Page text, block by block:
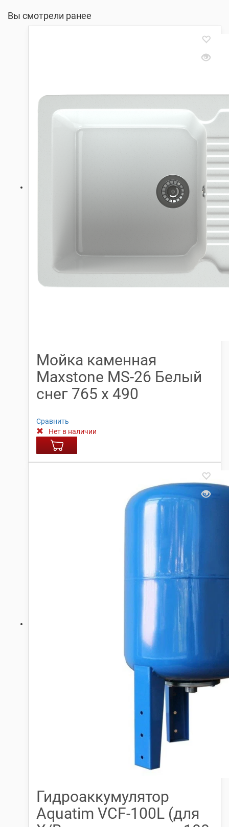
Вы смотрели ранее
Мойка каменная
Maxstone МS-26 Белый
снег 765 х 490
Сравнить
Нет в наличии
Гидроаккумулятор
Aquatim VCF-100L (для